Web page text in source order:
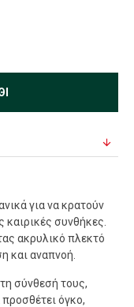
για να κρατούν
καιρικές συνθήκες.
ακρυλικό πλεκτό
και αναπνοή.
σύνθεσή τους,
όγκο,